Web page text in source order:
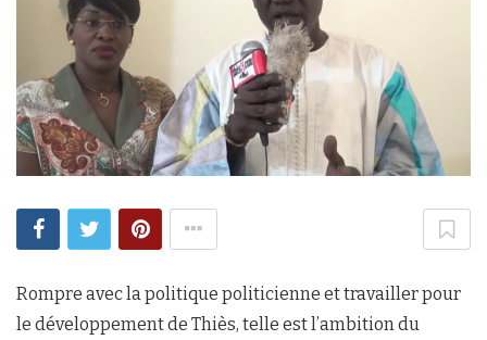
Rompre avec la politique politicienne et travailler pour
le développement de Thiès, telle est l’ambition du